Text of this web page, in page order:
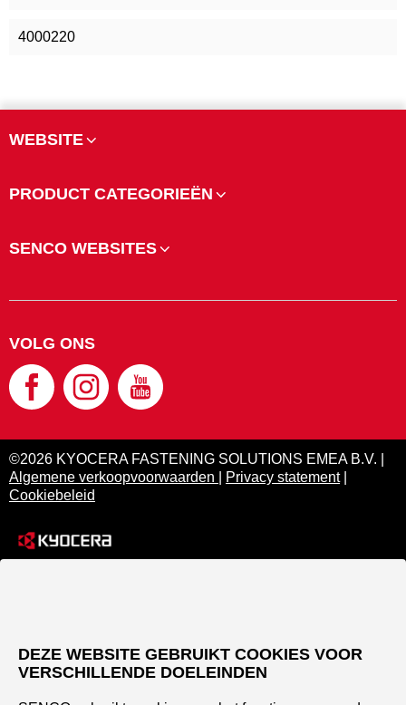
4000220
WEBSITE
PRODUCT CATEGORIEËN
SENCO WEBSITES
VOLG ONS
©2026 KYOCERA FASTENING SOLUTIONS EMEA B.V. |
Algemene verkoopvoorwaarden
Privacy statement|
Cookiebeleid
DEZE WEBSITE GEBRUIKT COOKIES VOOR
VERSCHILLENDE DOELEINDEN